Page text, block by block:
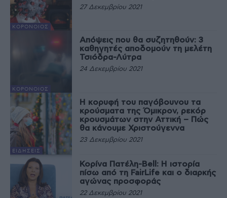
ΚΟΡΟΝΟΙΌΣ
27 Δεκεμβρίου 2021
ΚΟΡΟΝΟΙΌΣ
Απόψεις που θα συζητηθούν: 3
καθηγητές αποδομούν τη μελέτη
Τσιόδρα-Λύτρα
24 Δεκεμβρίου 2021
ΕΙΔΉΣΕΙΣ
Η κορυφή του παγόβουνου τα
κρούσματα της Όμικρον, ρεκόρ
κρουσμάτων στην Αττική – Πώς
θα κάνουμε Χριστούγεννα
23 Δεκεμβρίου 2021
Κορίνα Πατέλη-Bell: Η ιστορία
πίσω από τη FairLife και ο διαρκής
αγώνας προσφοράς
22 Δεκεμβρίου 2021